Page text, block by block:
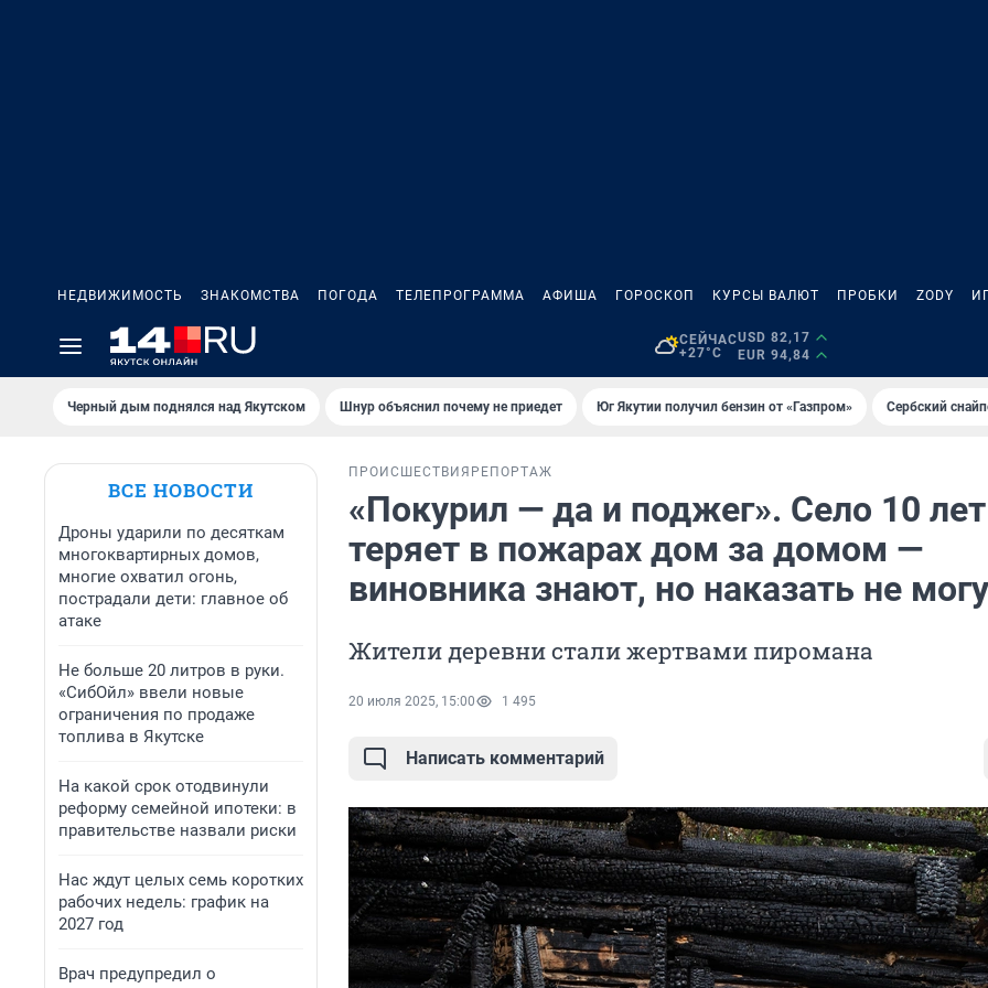
НЕДВИЖИМОСТЬ ЗНАКОМСТВА ПОГОДА ТЕЛЕПРОГРАММА АФИША ГОРОСКОП КУРСЫ ВАЛЮТ ПРОБКИ ZODY
СЕЙЧАС
+27°C
USD 82,17
EUR 94,84
Черный дым поднялся над Якутском Шнур объяснил почему не приедет Юг Якутии получил бензин от «Газпром» Сербский
ВСЕ НОВОСТИ
Дроны ударили по десяткам
многоквартирных домов,
многие охватил огонь,
пострадали дети: главное об
атаке
Не больше 20 литров в руки.
«СибОйл» ввели новые
ограничения по продаже
топлива в Якутске
На какой срок отодвинули
реформу семейной ипотеки: в
правительстве назвали риски
Нас ждут целых семь коротких
рабочих недель: график на
2027 год
Врач предупредил о
ПРОИСШЕСТВИЯ РЕПОРТАЖ
«Покурил — да и поджег». Село 10 лет
теряет в пожарах дом за домом —
виновника знают, но наказать не
Жители деревни стали жертвами пиромана
20 июля 2025, 15:00 1 495
Написать комментарий